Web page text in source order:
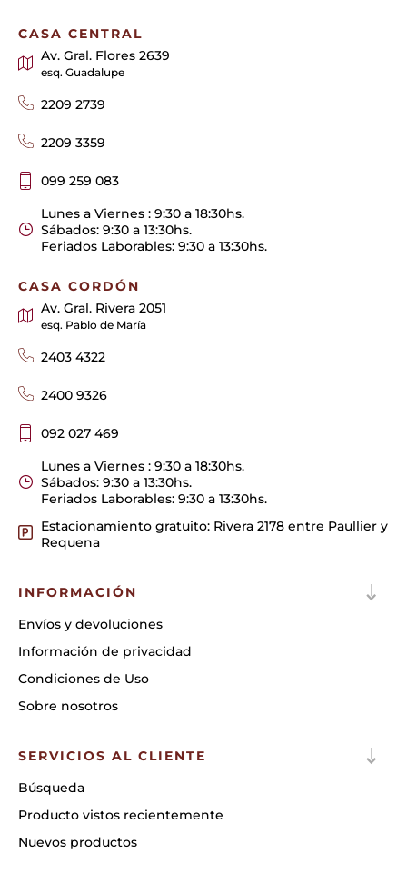
CASA CENTRAL
Av. Gral. Flores 2639
esq. Guadalupe
2209 2739
2209 3359
099 259 083
Lunes a Viernes : 9:30 a 18:30hs.
Sábados: 9:30 a 13:30hs.
Feriados Laborables: 9:30 a 13:30hs.
CASA CORDÓN
Av. Gral. Rivera 2051
esq. Pablo de María
2403 4322
2400 9326
092 027 469
Lunes a Viernes : 9:30 a 18:30hs.
Sábados: 9:30 a 13:30hs.
Feriados Laborables: 9:30 a 13:30hs.
Estacionamiento gratuito: Rivera 2178 entre Paullier y
Requena
INFORMACIÓN
Envíos y devoluciones
Información de privacidad
Condiciones de Uso
Sobre nosotros
SERVICIOS AL CLIENTE
Búsqueda
Producto vistos recientemente
Nuevos productos